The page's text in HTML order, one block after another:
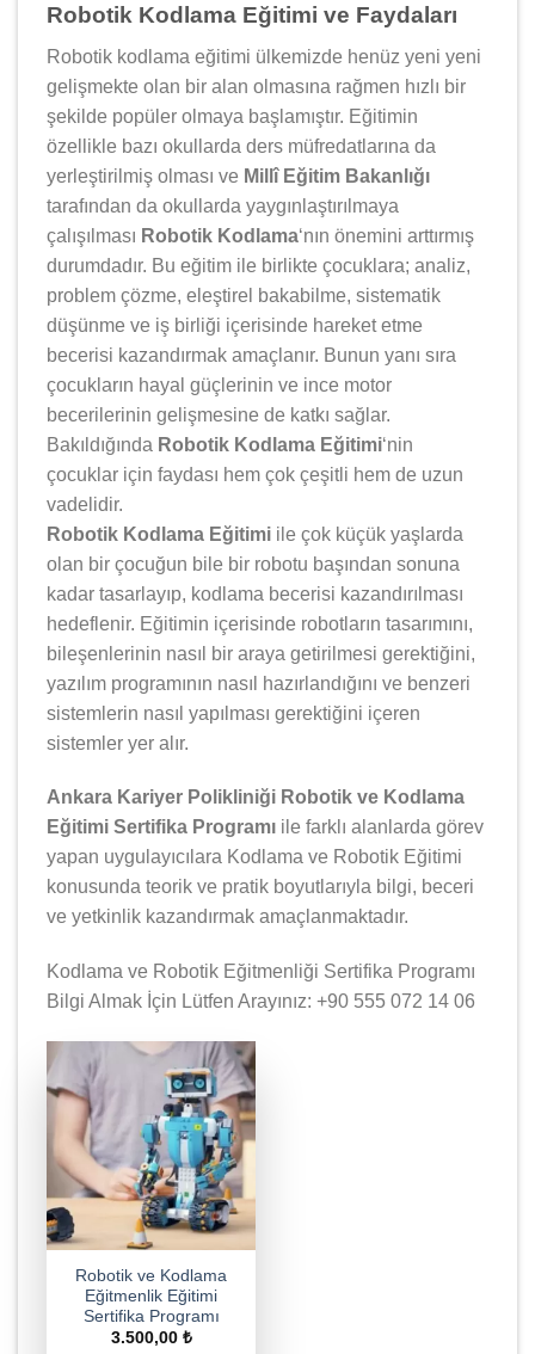
Robotik Kodlama Eğitimi ve Faydaları
Robotik kodlama eğitimi ülkemizde henüz yeni yeni
gelişmekte olan bir alan olmasına rağmen hızlı bir
şekilde popüler olmaya başlamıştır. Eğitimin
özellikle bazı okullarda ders müfredatlarına da
yerleştirilmiş olması ve Millî Eğitim Bakanlığı
tarafından da okullarda yaygınlaştırılmaya
çalışılması Robotik Kodlama‘nın önemini arttırmış
durumdadır. Bu eğitim ile birlikte çocuklara; analiz,
problem çözme, eleştirel bakabilme, sistematik
düşünme ve iş birliği içerisinde hareket etme
becerisi kazandırmak amaçlanır. Bunun yanı sıra
çocukların hayal güçlerinin ve ince motor
becerilerinin gelişmesine de katkı sağlar.
Bakıldığında Robotik Kodlama Eğitimi‘nin
çocuklar için faydası hem çok çeşitli hem de uzun
vadelidir.
Robotik Kodlama Eğitimi ile çok küçük yaşlarda
olan bir çocuğun bile bir robotu başından sonuna
kadar tasarlayıp, kodlama becerisi kazandırılması
hedeflenir. Eğitimin içerisinde robotların tasarımını,
bileşenlerinin nasıl bir araya getirilmesi gerektiğini,
yazılım programının nasıl hazırlandığını ve benzeri
sistemlerin nasıl yapılması gerektiğini içeren
sistemler yer alır.
Ankara Kariyer Polikliniği Robotik ve Kodlama
Eğitimi Sertifika Programı ile farklı alanlarda görev
yapan uygulayıcılara Kodlama ve Robotik Eğitimi
konusunda teorik ve pratik boyutlarıyla bilgi, beceri
ve yetkinlik kazandırmak amaçlanmaktadır.
Kodlama ve Robotik Eğitmenliği Sertifika Programı
Bilgi Almak İçin Lütfen Arayınız: +90 555 072 14 06
Robotik ve Kodlama
Eğitmenlik Eğitimi
Sertifika Programı
3.500,00 ₺